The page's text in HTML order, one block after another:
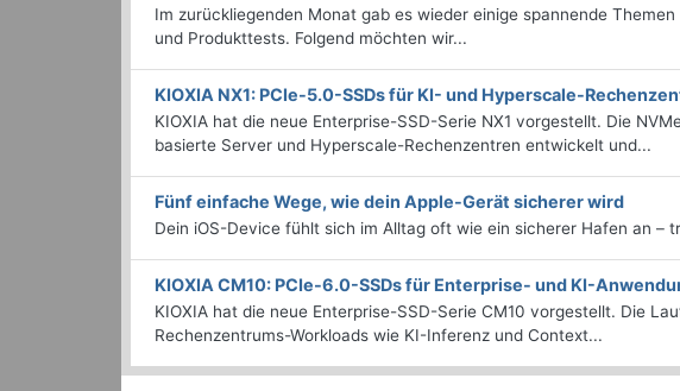
Im zurückliegenden Monat gab es wieder einige spannende
und Produkttests. Folgend möchten wir...
KIOXIA NX1: PCIe-5.0-SSDs für KI- und Hyperscale-
KIOXIA hat die neue Enterprise-SSD-Serie NX1 vorgestellt. Die
basierte Server und Hyperscale-Rechenzentren entwickelt und...
Fünf einfache Wege, wie dein Apple-Gerät sicherer wird
Dein iOS-Device fühlt sich im Alltag oft wie ein sicherer Hafen an –
KIOXIA CM10: PCIe-6.0-SSDs für Enterprise- und KI-
KIOXIA hat die neue Enterprise-SSD-Serie CM10 vorgestellt. Die
Rechenzentrums-Workloads wie KI-Inferenz und Context...